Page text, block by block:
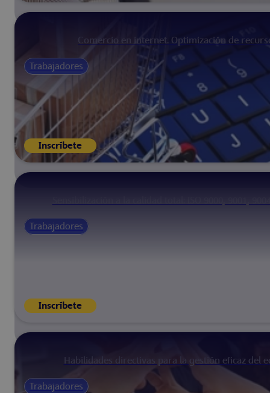
Comercio en internet. Optimización de
Trabajadores
Inscríbete
Trabajadores
Inscríbete
Habilidades directivas para la gestión eficaz del
Trabajadores